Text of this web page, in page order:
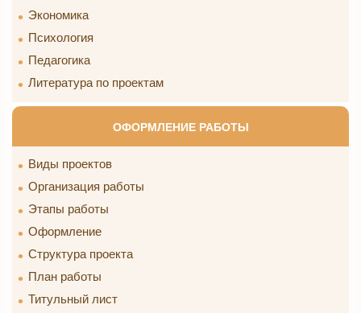
Экономика
Психология
Педагогика
Литература по проектам
ОФОРМЛЕНИЕ РАБОТЫ
Виды проектов
Организация работы
Этапы работы
Оформление
Структура проекта
План работы
Титульный лист